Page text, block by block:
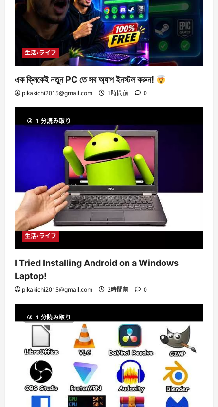
生活・ライフ
এক ক্লিকেই নতুন PC তে সব অ্যাপ ইনস্টল করুন!
pikakichi2015@gmail.com 1時間前 0
1 分読み取り
生活・ライフ
I Tried Installing Android on a Windows
Laptop!
pikakichi2015@gmail.com 2時間前 0
1 分読み取り